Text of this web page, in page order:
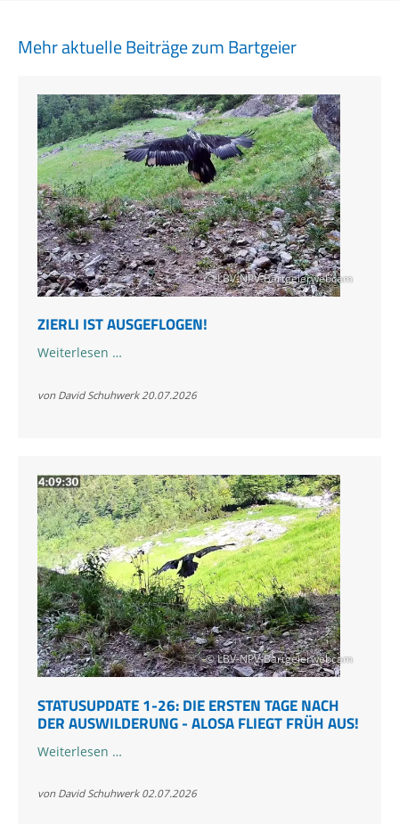
Mehr aktuelle Beiträge zum Bartgeier
© LBV-NPV-Bartgeierwebcam
ZIERLI IST AUSGEFLOGEN!
Weiterlesen …Zierli
ausgeflogen!
von David Schuhwerk20.07.2026
© LBV-NPV-Bartgeierwebcam
STATUSUPDATE 1-26: DIE ERSTEN TAGE NACH
DER AUSWILDERUNG - ALOSA FLIEGT FRÜH AUS!
Weiterlesen …
26:
von David Schuhwerk 02.07.2026